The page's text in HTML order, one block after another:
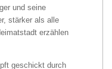
und seine
stärker als alle
erzählen
geschickt durch